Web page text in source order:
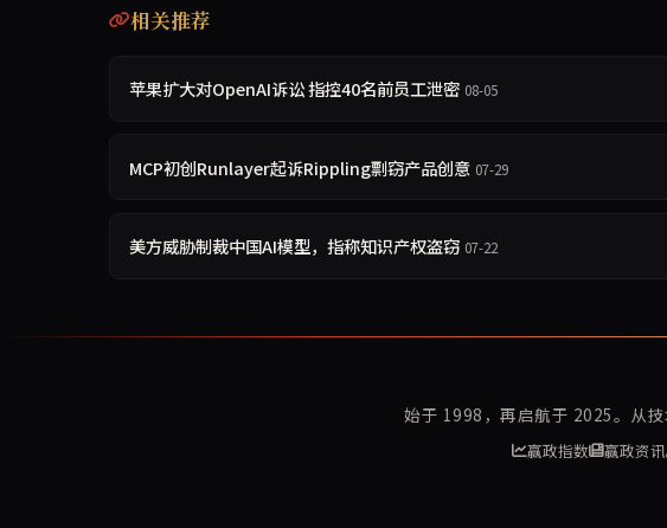
相关推荐
苹果扩大对OpenAI诉讼 指控40名前员工泄密 08-05
MCP初创Runlayer起诉Rippling剽窃产品创意 07-29
美方威胁制裁中国AI模型，指称知识产权盗窃 07-22
始于 1998，再启航于 2025。从
赢政指数 赢政资讯